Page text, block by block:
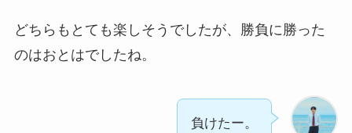
どちらもとても楽しそうでしたが、勝負に勝った
のはおとはでしたね。
負けたー。